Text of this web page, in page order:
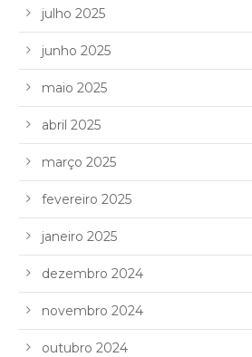
julho 2025
junho 2025
maio 2025
abril 2025
março 2025
fevereiro 2025
janeiro 2025
dezembro 2024
novembro 2024
outubro 2024